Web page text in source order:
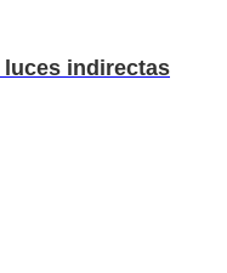
indirectas